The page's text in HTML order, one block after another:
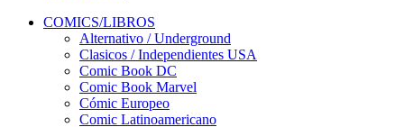
COMICS/LIBROS
Alternativo / Underground
Clasicos / Independientes USA
Comic Book DC
Comic Book Marvel
Cómic Europeo
Comic Latinoamericano